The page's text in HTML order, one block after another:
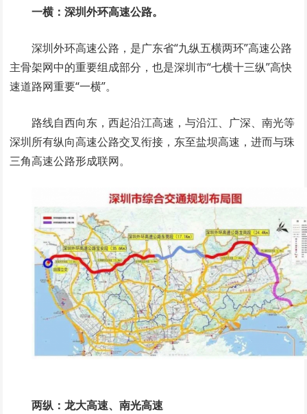
一横：深圳外环高速公路。
深圳外环高速公路，是广东省“九纵五横两环”高速公路
主骨架网中的重要组成部分，也是深圳市“七横十三纵”高快
速道路网重要“一横”。
路线自西向东，西起沿江高速，与沿江、广深、南光等
深圳所有纵向高速公路交叉衔接，东至盐坝高速，进而与珠
三角高速公路形成联网。
两纵：龙大高速、南光高速